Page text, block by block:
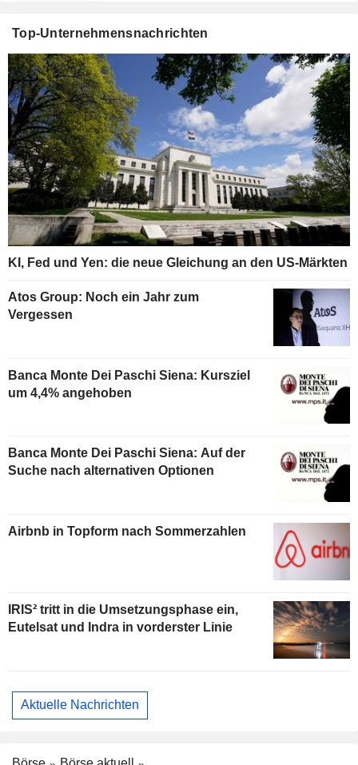
Top-Unternehmensnachrichten
KI, Fed und Yen: die neue Gleichung an den US-Märkten
Atos Group: Noch ein Jahr zum
Vergessen
Banca Monte Dei Paschi Siena: Kursziel
um 4,4% angehoben
Banca Monte Dei Paschi Siena: Auf der
Suche nach alternativen Optionen
Airbnb in Topform nach Sommerzahlen
IRIS² tritt in die Umsetzungsphase ein,
Eutelsat und Indra in vorderster Linie
Aktuelle Nachrichten